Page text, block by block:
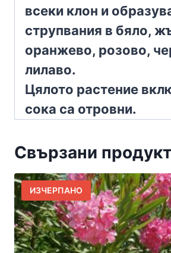
всеки клон и
струпвания в бяло,
оранжево, розово,
лилаво.
Цялото растение
сока са отровни.
Свързани
ИЗЧЕРПАНО